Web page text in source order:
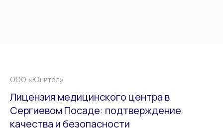
ООО «Юнитэл»
Лицензия медицинского центра в
Сергиевом Посаде: подтверждение
качества и безопасности